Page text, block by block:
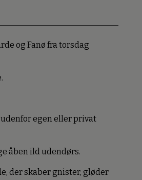
og Fanø fra torsdag
egen eller privat
åben ild udendørs.
der skaber gnister, gløder